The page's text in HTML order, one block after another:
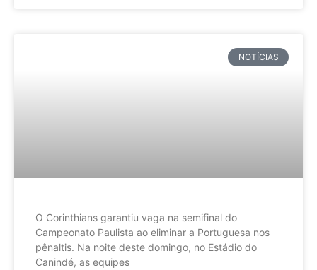
NOTÍCIAS
O Corinthians garantiu vaga na semifinal do
Campeonato Paulista ao eliminar a Portuguesa nos
pênaltis. Na noite deste domingo, no Estádio do
Canindé, as equipes